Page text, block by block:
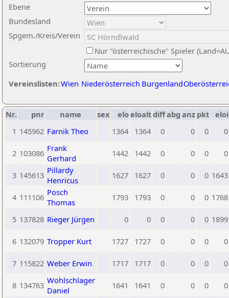
Ebene
Sortierung
Bundesland
Spgem./Kreis/Verein
Nur "österreichische" Spieler
Vereinslisten:Wien Niederösterreich Burgenland
Nr. pnr name sex eloeloaltdiffabg anz pkt eloi
1 145962 Farnik Theo 1364 1364 0 0 0 0
2 103086 Frank
Gerhard
1442 1442 0 0 0 0
3 145613 Pillardy
Henricus
1627 1627 0 0 0 1643
4 111106 Posch
Thomas
1793 1793 0 0 0 1768
5 137828 Rieger Jürgen 0 0 0 0 0 1899
6 132079 Tropper Kurt 1727 1727 0 0 0 0
7 115822 Weber Erwin 1717 1717 0 0 0 0
8 134763 Wohlschlager
Daniel
1641 1641 0 0 0 0